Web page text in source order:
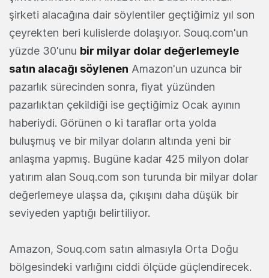
şirketi alacağına dair söylentiler geçtiğimiz yıl son
çeyrekten beri kulislerde dolaşıyor. Souq.com'un
yüzde 30'unu bir milyar dolar değerlemeyle
satın alacağı söylenen Amazon'un uzunca bir
pazarlık sürecinden sonra, fiyat yüzünden
pazarlıktan çekildiği ise geçtiğimiz Ocak ayının
haberiydi. Görünen o ki taraflar orta yolda
buluşmuş ve bir milyar doların altında yeni bir
anlaşma yapmış. Bugüne kadar 425 milyon dolar
yatırım alan Souq.com son turunda bir milyar dolar
değerlemeye ulaşsa da, çıkışını daha düşük bir
seviyeden yaptığı belirtiliyor.
Amazon, Souq.com satın almasıyla Orta Doğu
bölgesindeki varlığını ciddi ölçüde güçlendirecek.